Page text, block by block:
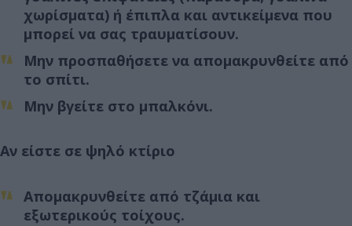
χωρίσματα) ή έπιπλα και αντικείμενα που
μπορεί να σας τραυματίσουν.
Μην προσπαθήσετε να απομακρυνθείτε από
το σπίτι.
Μην βγείτε στο μπαλκόνι.
Αν είστε σε ψηλό κτίριο
Απομακρυνθείτε από τζάμια και
εξωτερικούς τοίχους.